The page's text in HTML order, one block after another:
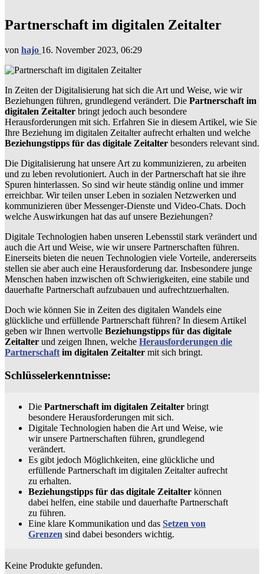
Partnerschaft im digitalen Zeitalter
von hajo 16. November 2023, 06:29
In Zeiten der Digitalisierung hat sich die Art und Weise, wie wir
Beziehungen führen, grundlegend verändert. Die Partnerschaft im
digitalen Zeitalter bringt jedoch auch besondere
Herausforderungen mit sich. Erfahren Sie in diesem Artikel, wie Sie
Ihre Beziehung im digitalen Zeitalter aufrecht erhalten und welche
Beziehungstipps für das digitale Zeitalter besonders relevant sind.
Die Digitalisierung hat unsere Art zu kommunizieren, zu arbeiten
und zu leben revolutioniert. Auch in der Partnerschaft hat sie ihre
Spuren hinterlassen. So sind wir heute ständig online und immer
erreichbar. Wir teilen unser Leben in sozialen Netzwerken und
kommunizieren über Messenger-Dienste und Video-Chats. Doch
welche Auswirkungen hat das auf unsere Beziehungen?
Digitale Technologien haben unseren Lebensstil stark verändert und
auch die Art und Weise, wie wir unsere Partnerschaften führen.
Einerseits bieten die neuen Technologien viele Vorteile, andererseits
stellen sie aber auch eine Herausforderung dar. Insbesondere junge
Menschen haben inzwischen oft Schwierigkeiten, eine stabile und
dauerhafte Partnerschaft aufzubauen und aufrechtzuerhalten.
Doch wie können Sie in Zeiten des digitalen Wandels eine
glückliche und erfüllende Partnerschaft führen? In diesem Artikel
geben wir Ihnen wertvolle Beziehungstipps für das digitale
Zeitalter und zeigen Ihnen, welche Herausforderungen die
Partnerschaft im digitalen Zeitalter mit sich bringt.
Schlüsselerkenntnisse:
Die Partnerschaft im digitalen Zeitalter bringt
besondere Herausforderungen mit sich.
Digitale Technologien haben die Art und Weise, wie
wir unsere Partnerschaften führen, grundlegend
verändert.
Es gibt jedoch Möglichkeiten, eine glückliche und
erfüllende Partnerschaft im digitalen Zeitalter aufrecht
zu erhalten.
Beziehungstipps für das digitale Zeitalter können
dabei helfen, eine stabile und dauerhafte Partnerschaft
zu führen.
Eine klare Kommunikation und das Setzen von
Grenzen sind dabei besonders wichtig.
Keine Produkte gefunden.